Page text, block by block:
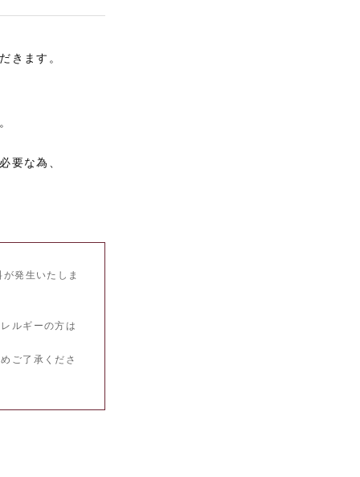
きます。
要な為、
発生いたしま
ルギーの方は
ご了承くださ